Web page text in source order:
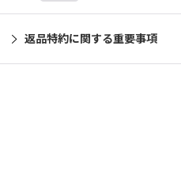
返品特約に関する重要事項